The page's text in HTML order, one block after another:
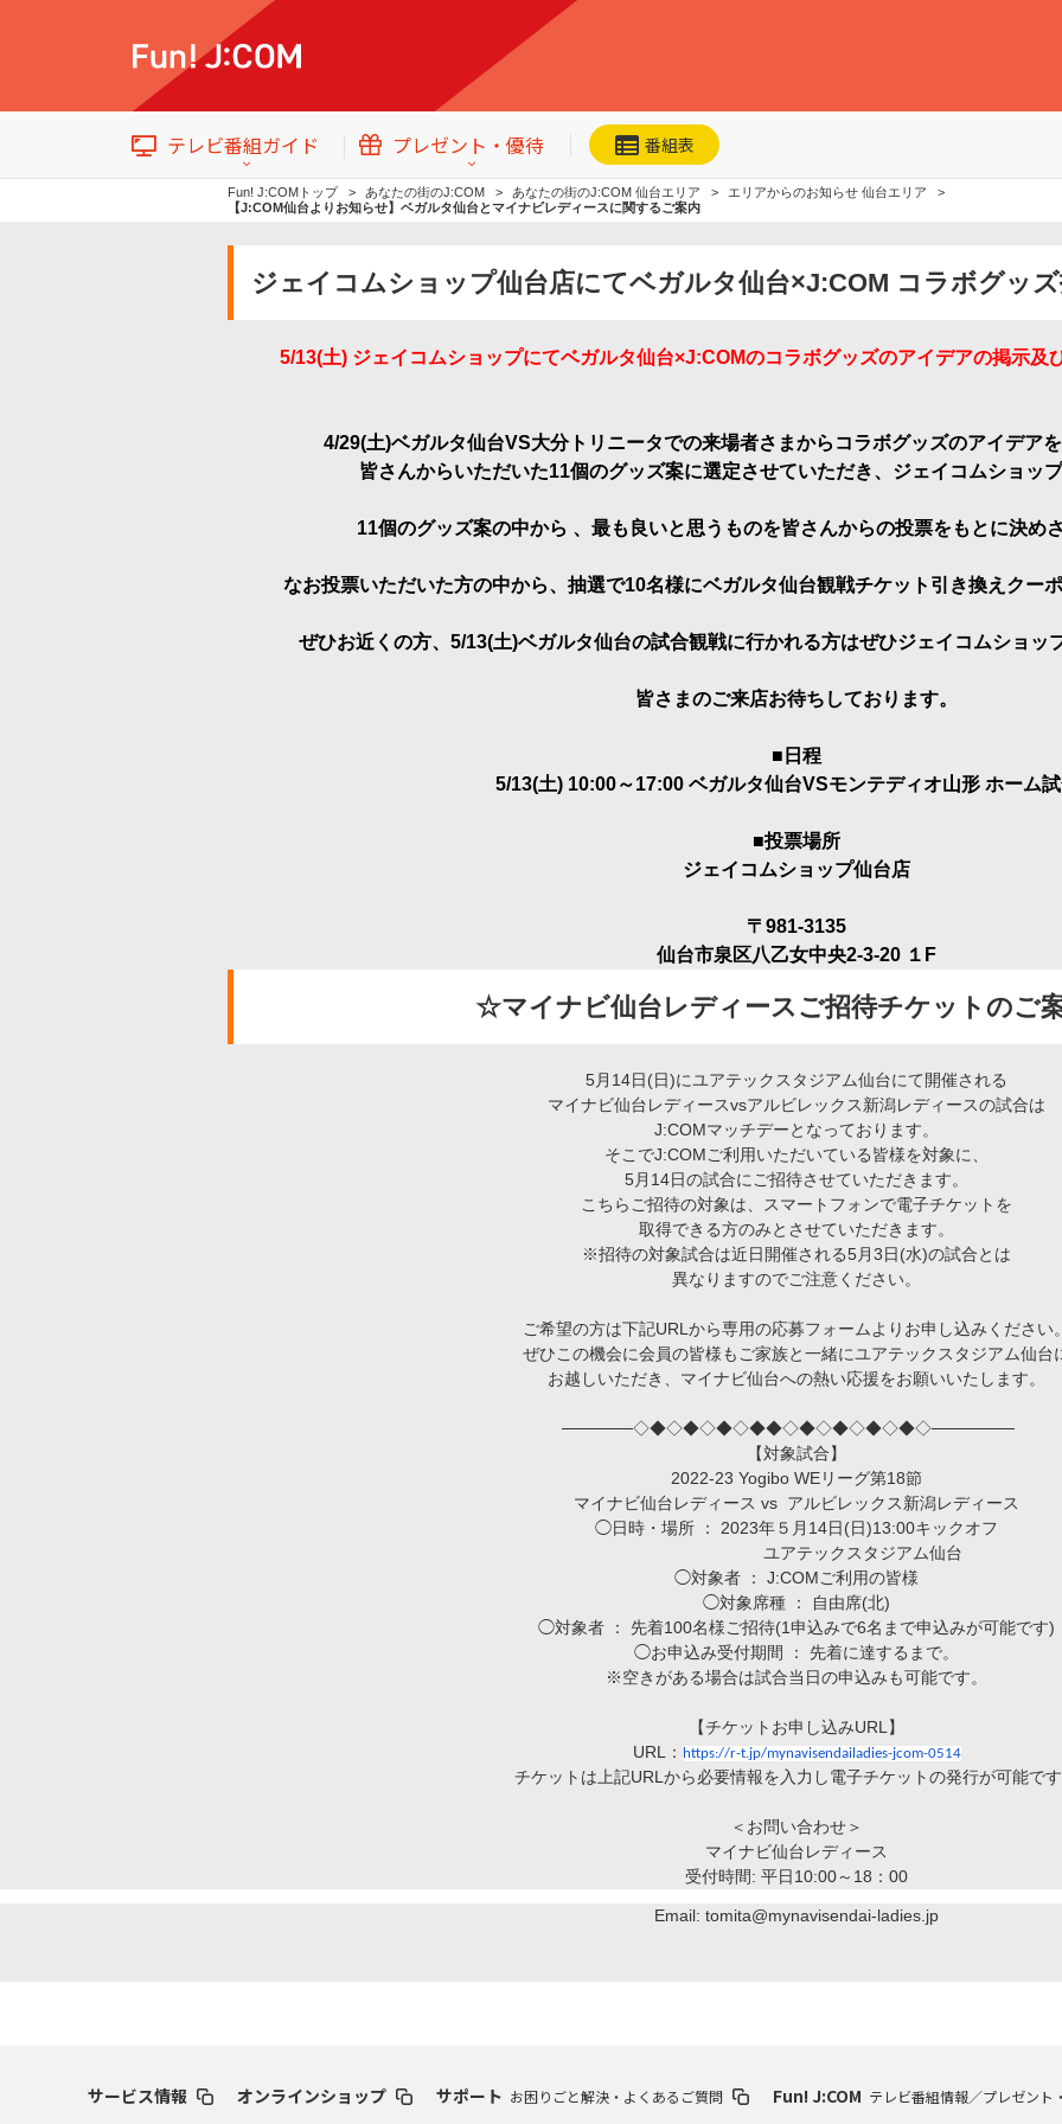
テレビ番組ガイド プレゼント・優待 番組表
テレビ番組情報トップ 今日・明日のおすすめ ネット動画
洋画 邦画 海外ドラマ 国内ドラマ
アジ
アニメ・キッズ
音楽 エンタメ・バラエティ ドキュメ
J:COMチャンネル
Fun! J:COMトップ あなたの街のJ:COM あなたの街のJ:COM 仙台エリア
エリアからのお知らせ 仙台エリア
【J:COM仙台よりお知らせ】ベガルタ仙台とマイナビレディースに関するご案内
ジェイコムショップ仙台店にてベガルタ仙台×J:COM コラボグッ
5/13(土) ジェイコムショップにてベガルタ仙台×J:COMのコラボグッズのアイデアの掲示及
4/29(土)ベガルタ仙台VS大分トリニータでの来場者さまからコラボグッズのアイデア
皆さんからいただいた11個のグッズ案に選定させていただき、ジェイコムショッ
11個のグッズ案の中から 、最も良いと思うものを皆さんからの投票をもとに決め
なお投票いただいた方の中から、抽選で10名様にベガルタ仙台観戦チケット引き換えクー
ぜひお近くの方、5/13(土)ベガルタ仙台の試合観戦に行かれる方はぜひジェイコムショッ
皆さまのご来店お待ちしております。
■日程
5/13(土) 10:00～17:00 ベガルタ仙台VSモンテディオ山形 ホーム
■投票場所
ジェイコムショップ仙台店
〒981-3135
仙台市泉区八乙女中央2-3-20 １F
☆マイナビ仙台レディースご招待チケットのご
5月 14日(日)にユアテックスタジアム仙台にて開催される
マイナビ仙台レディースvsアルビレックス新潟レディースの試合は
J:COMマッチデーとなっております。
そこでJ:COMご利用いただいている皆様を対象に、
5月 14日の試合にご招待させていただきます。
こちらご招待の対象は、スマートフォンで電子チケットを
取得できる方のみとさせていただきます。
※招待の対象試合は近日開催される5月3日(水)の試合とは
異なりますのでご注意ください。
ご希望の方は下記URL から専用の応募フォームよりお申し込みください
ぜひこの機会に会員の皆様もご家族と一緒にユアテックスタジアム仙台
お越しいただき、マイナビ仙台への熱い応援をお願いいたします。
──────◇◆◇◆◇◆◇◆◆◇◆◇◆◇◆◇◆◇───────
【対象試合】
2022-23 Yogibo WEリーグ第18節
マイナビ仙台レディース vs アルビレックス新潟レディース
◯日時・場所 ：
2023年５月 14日(日)13:00キックオフ
ユアテックスタジアム仙台
◯対象者 ：
J:COMご利用の皆様
◯対象席種 ： 自由席(北)
◯対象者 ： 先着100名様ご招待(1申込みで6名まで申込みが可能です)
◯お申込み受付期間 ： 先着に達するまで。
※空きがある場合は試合当日の申込みも可能です。
【チケットお申し込みURL 】
URL
： https://r-t.jp/mynavisendailadies-jcom-0514
チケットは上記URL から必要情報を入力し電子チケットの発行が可能で
＜お問い合わせ＞
マイナビ仙台レディース
受付時間: 平日10:00～ 18 ： 00
Email: tomita@mynavisendai-ladies.jp
サービス情報 オンラインショップ サポート お困りごと解決・よくあるご質問 Fun! J:COM テレビ番組情報／プレゼント